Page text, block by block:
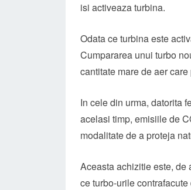
isi activeaza turbina.
Odata ce turbina este
Cumpararea unui turbo
cantitate mare de aer
In cele din urma, datorita
acelasi timp, emisiile de
modalitate de a proteja
Aceasta achizitie este, de
ce turbo-urile